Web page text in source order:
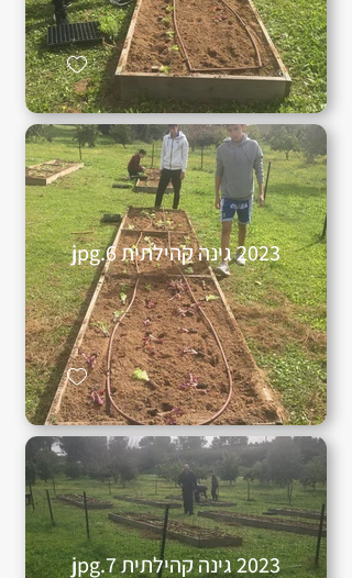
2023 גינה קהילתית 6.jpg
2023 גינה קהילתית 7.jpg